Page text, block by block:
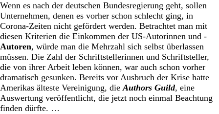
Wenn es nach der deutschen Bundesregierung geht, sollen
Unternehmen, denen es vorher schon schlecht ging, in
Corona-Zeiten nicht gefördert werden. Betrachtet man mit
diesen Kriterien die Einkommen der US-Autorinnen und -
Autoren, würde man die Mehrzahl sich selbst überlassen
müssen. Die Zahl der Schriftstellerinnen und Schriftsteller,
die von ihrer Arbeit leben können, war auch schon vorher
dramatisch gesunken. Bereits vor Ausbruch der Krise hatte
Amerikas älteste Vereinigung, dieAuthors Guild, eine
Auswertung veröffentlicht, die jetzt noch einmal Beachtung
finden dürfte. …